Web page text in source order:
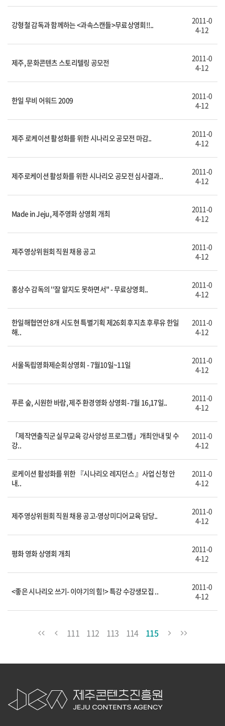
강형철 감독과 함께하는 <과속스캔들>무료상영회!!..
2011-0
4-12
제주, 문화콘텐츠 스토리텔링 공모전
2011-0
4-12
한일 무비 어워드 2009
2011-0
4-12
제주 로케이션 활성화를 위한 시나리오 공모전 마감..
2011-0
4-12
제주로케이션 활성화를 위한 시나리오 공모전 심사결과..
2011-0
4-12
Made in Jeju, 제주영화 상영회 개최
2011-0
4-12
제주영상위원회 직원 채용 공고
2011-0
4-12
홍상수 감독의 ''잘 알지도 못하면서'' - 무료상영회..
2011-0
4-12
한일해협연안 8개 시도현 특별기획 제26회 후지쵸 후루유 한일
해..
2011-0
4-12
서울독립영화제순회상영회 - 7월10일~11일
2011-0
4-12
푸른 숲, 시원한 바람, 제주 환경영화 상영회- 7월 16,17일..
2011-0
4-12
「제작연출직군 실무교육 강사양성 프로그램」개최안내 및 수
강..
2011-0
4-12
로케이션 활성화를 위한 『시나리오 레지던스 』사업 신청 안
내..
2011-0
4-12
제주영상위원회 직원 채용 공고-영상미디어교육 담당..
2011-0
4-12
평화 영화 상영회 개최
2011-0
4-12
<좋은 시나리오 쓰기- 이야기의 힘!> 특강 수강생모집 ..
2011-0
4-12
111 112 113 114 115